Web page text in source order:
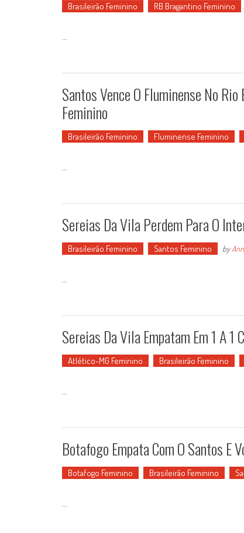
Brasileirão Feminino RB Bragantino Feminino
...
Santos Vence O Fluminense No
Feminino
Brasileirão Feminino Fluminense Feminino
...
Sereias Da Vila Perdem Para O
Brasileirão Feminino Santos Feminino by
...
Sereias Da Vila Empatam Em 1 A
Atlético-MG Feminino Brasileirão Feminino
...
Botafogo Empata Com O Santos
Botafogo Feminino Brasileirão Feminino
...